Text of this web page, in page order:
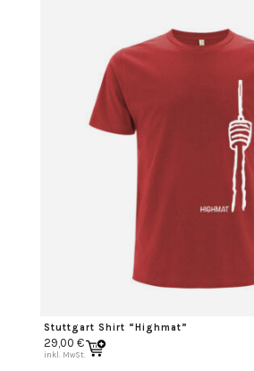
Stuttgart Shirt “Highmat”
29,00 €
inkl. MwSt.